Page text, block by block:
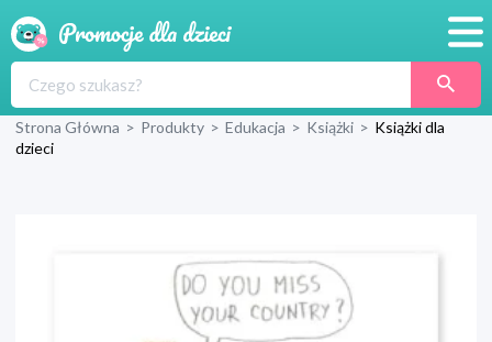
Produkty
Wyprawka
Strona Główna > Produkty > Edukacja > Książki > Książki dla
dzieci